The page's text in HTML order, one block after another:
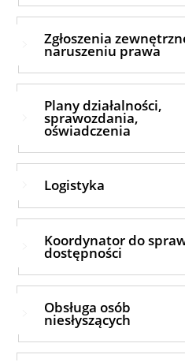
Zgłoszenia
naruszeniu prawa
Plany działalności,
sprawozdania,
oświadczenia
Logistyka
Koordynator do
dostępności
Obsługa osób
niesłyszących